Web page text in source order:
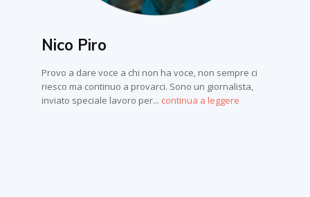
Nico Piro
Provo a dare voce a chi non ha voce, non sempre ci
riesco ma continuo a provarci. Sono un giornalista,
inviato speciale lavoro per... continua a leggere